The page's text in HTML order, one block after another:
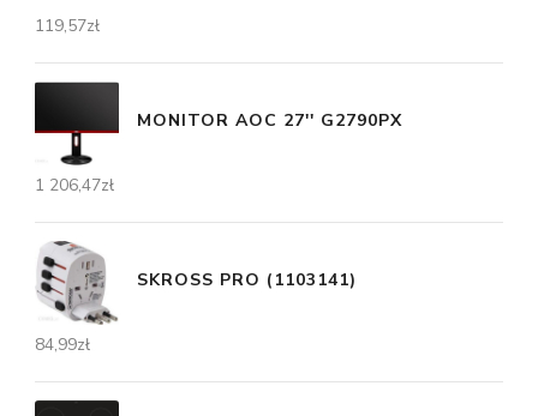
119,57zł
MONITOR AOC 27'' G2790PX
1 206,47zł
SKROSS PRO (1103141)
84,99zł